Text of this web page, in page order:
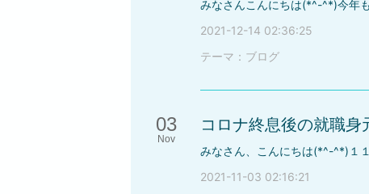
2021-12-14 02:36:25
テーマ： ブログ
03
Nov
コロナ終息後の就職身
2021-11-03 02:16:21